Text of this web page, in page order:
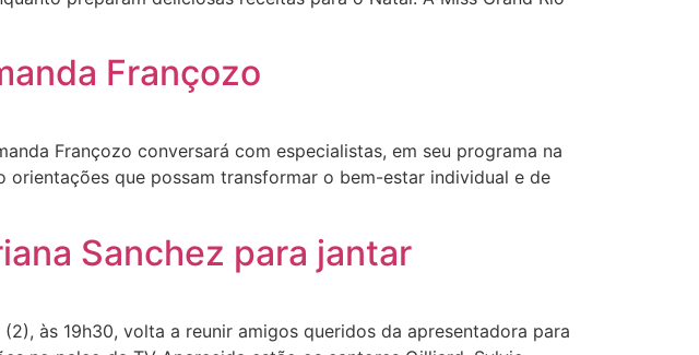
Françozo
Françozo conversará com especialistas, em seu programa na
que possam transformar o bem-estar individual e de
Sanchez para jantar
às 19h30, volta a reunir amigos queridos da apresentadora para